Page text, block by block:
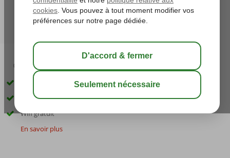
03:30 sauver
À proximité de la plage et du centre
Petit hôtel
Wifi gratuit
En savoir plus